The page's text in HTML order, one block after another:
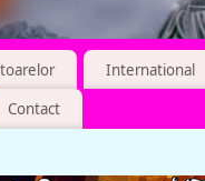
International
Contact